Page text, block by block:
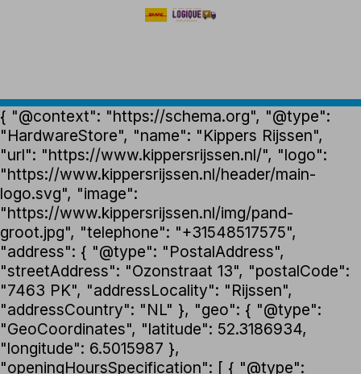
{ "@context": "https://schema.org", "@type":
"HardwareStore", "name": "Kippers Rijssen",
"url": "https://www.kippersrijssen.nl/", "logo":
"https://www.kippersrijssen.nl/header/main-
logo.svg", "image":
"https://www.kippersrijssen.nl/img/pand-
groot.jpg", "telephone": "+31548517575",
"address": { "@type": "PostalAddress",
"streetAddress": "Ozonstraat 13", "postalCode":
"7463 PK", "addressLocality": "Rijssen",
"addressCountry": "NL" }, "geo": { "@type":
"GeoCoordinates", "latitude": 52.3186934,
"longitude": 6.5015987 },
"openingHoursSpecification": [ { "@type":